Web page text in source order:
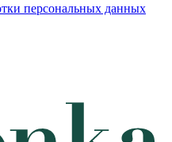
персональных данных